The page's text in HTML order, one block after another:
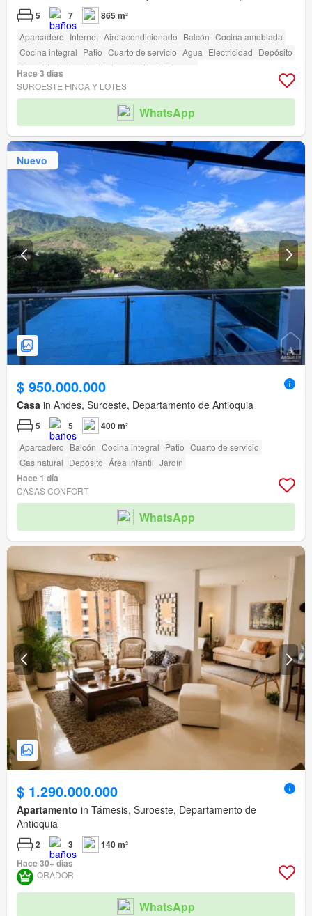
5 7 865 m²
Aparcadero Internet Aire acondicionado Balcón Cocina amoblada
Cocina integral Patio Cuarto de servicio Agua Electricidad Depósito
Seguridad privada
Piscina Jardín Barbecue
Hace 3 días
SUROESTE FINCA Y LOTES
WhatsApp
Nuevo
$ 950.000.000
Casa in Andes, Suroeste, Departamento de Antioquia
5 5 400 m²
Aparcadero Balcón Cocina integral Patio Cuarto de servicio
Gas natural Depósito Área infantil Jardín
Hace 1 día
CASAS CONFORT
WhatsApp
$ 1.290.000.000
Apartamento in Támesis, Suroeste, Departamento de
Antioquia
2 3
140 m²
Hace 30+ días
QRADOR
WhatsApp